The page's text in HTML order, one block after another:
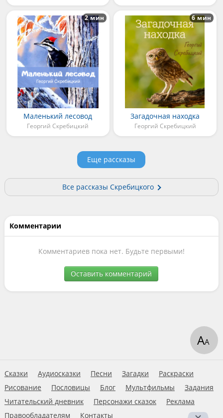
Маленький лесовод
Георгий Скребицкий
2 мин
Загадочная находка
Георгий Скребицкий
6 мин
Еще рассказы
Все рассказы Скребицкого
Комментарии
Комментариев пока нет. Будьте первыми!
Оставить комментарий
Сказки Аудиосказки Песни Загадки
Раскраски
Рисование
Пословицы Блог Мультфильмы
Задания
Читательский дневник
Персонажи сказок
Реклама
Правообладателям
Контакты
АА